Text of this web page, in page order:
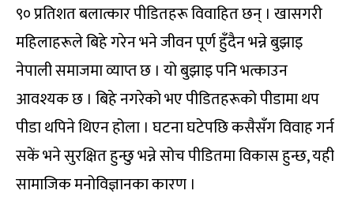
९० प्रतिशत बलात्कार पीडितहरू विवाहित छन् । खासगरी
महिलाहरूले बिहे गरेन भने जीवन पूर्ण हुँदैन भन्ने बुझाइ
नेपाली समाजमा व्याप्त छ । यो बुझाइ पनि भत्काउन
आवश्यक छ । बिहे नगरेको भए पीडितहरूको पीडामा थप
पीडा थपिने थिएन होला । घटना घटेपछि कसैसँग विवाह गर्न
सकें भने सुरक्षित हुन्छु भन्ने सोच पीडितमा विकास हुन्छ, यही
सामाजिक मनोविज्ञानका कारण ।